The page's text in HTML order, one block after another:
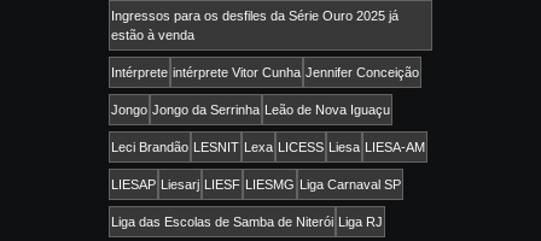
Ingressos para os desfiles da Série Ouro 2025 já
estão à venda
Intérprete intérprete Vitor Cunha Jennifer Conceição
Jongo Jongo da Serrinha Leão de Nova Iguaçu
Leci Brandão LESNIT Lexa LICESS Liesa LIESA-AM
LIESAP Liesarj LIESF LIESMG Liga Carnaval SP
Liga das Escolas de Samba de Niterói Liga RJ